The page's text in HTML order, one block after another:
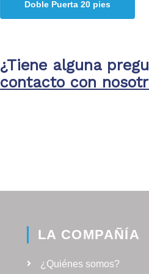
Doble Puerta 20 pies
¿Tiene alguna
contacto con
LA COMPAÑÍA
¿Quiénes somos?